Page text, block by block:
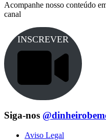
Acompanhe nosso conteúdo
canal
INSCREVER
Siga-nos
Aviso Legal